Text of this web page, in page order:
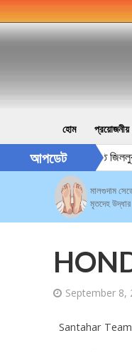
হোম প্রয়োজনীয়
আপডেট
শহর প্রেসক্লাবের সভাপতি
মালগুদাম
মৃতদেহ উদ্ধার
September 8,
Santahar Team